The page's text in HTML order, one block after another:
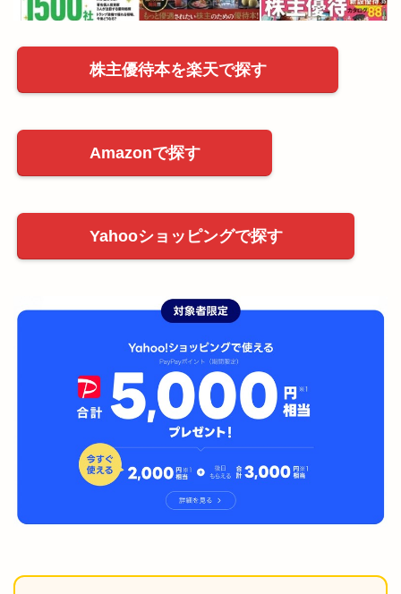
株主優待本を楽天で探す
Amazonで探す
Yahooショッピングで探す